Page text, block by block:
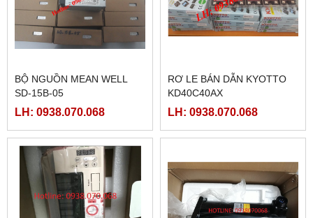
BỘ NGUỒN MEAN WELL
SD-15B-05
LH: 0938.070.068
RƠ LE BÁN DẪN KYOTTO
KD40C40AX
LH: 0938.070.068